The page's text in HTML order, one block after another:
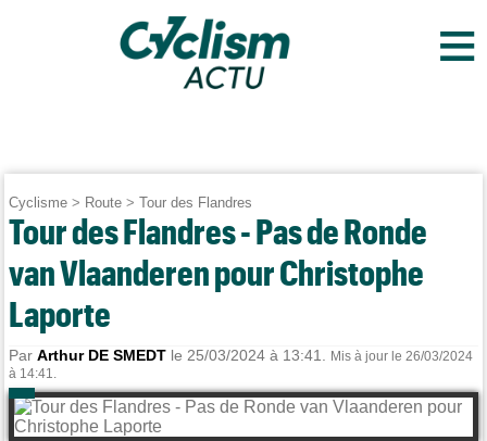
≡
Cyclisme > Route >Tour des Flandres
Tour des Flandres - Pas de Ronde
van Vlaanderen pour Christophe
Laporte
ParArthur DE SMEDT le 25/03/2024 à 13:41.
Mis à jour le 26/03/2024
à 14:41.